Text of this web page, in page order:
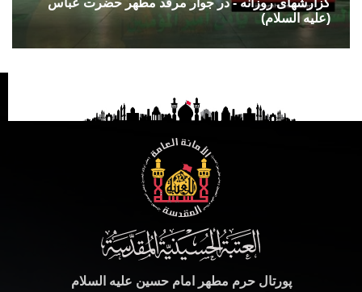
(علیه السلام)
پورتال حرم مطهر امام حسین علیه السلام